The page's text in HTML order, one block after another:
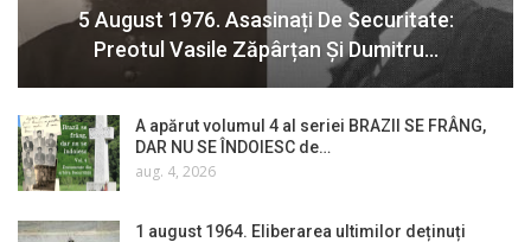
5 August 1976. Asasinați De Securitate:
Preotul Vasile Zăpârțan Și Dumitru…
A apărut volumul 4 al seriei BRAZII SE FRÂNG,
DAR NU SE ÎNDOIESC de…
aug. 4, 2026
1 august 1964. Eliberarea ultimilor deținuți